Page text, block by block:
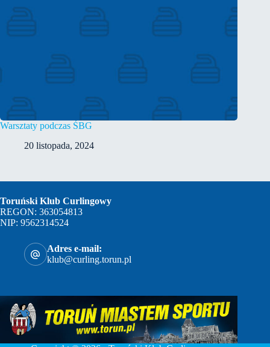
Warsztaty podczas ŚBG
20 listopada, 2024
Toruński Klub Curlingowy
REGON: 363054813
NIP: 9562314524
Adres e-mail:
klub@curling.torun.pl